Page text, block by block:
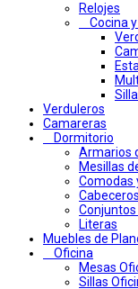
Relojes
Cocina
Verduleros
Camareras
Dormitorio
Armarios
Mesillas
Comodas
Literas
Muebles de
Oficina
Mesas
Sillas